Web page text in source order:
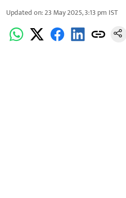
Updated on:23 May 2025, 3:13 pm IST